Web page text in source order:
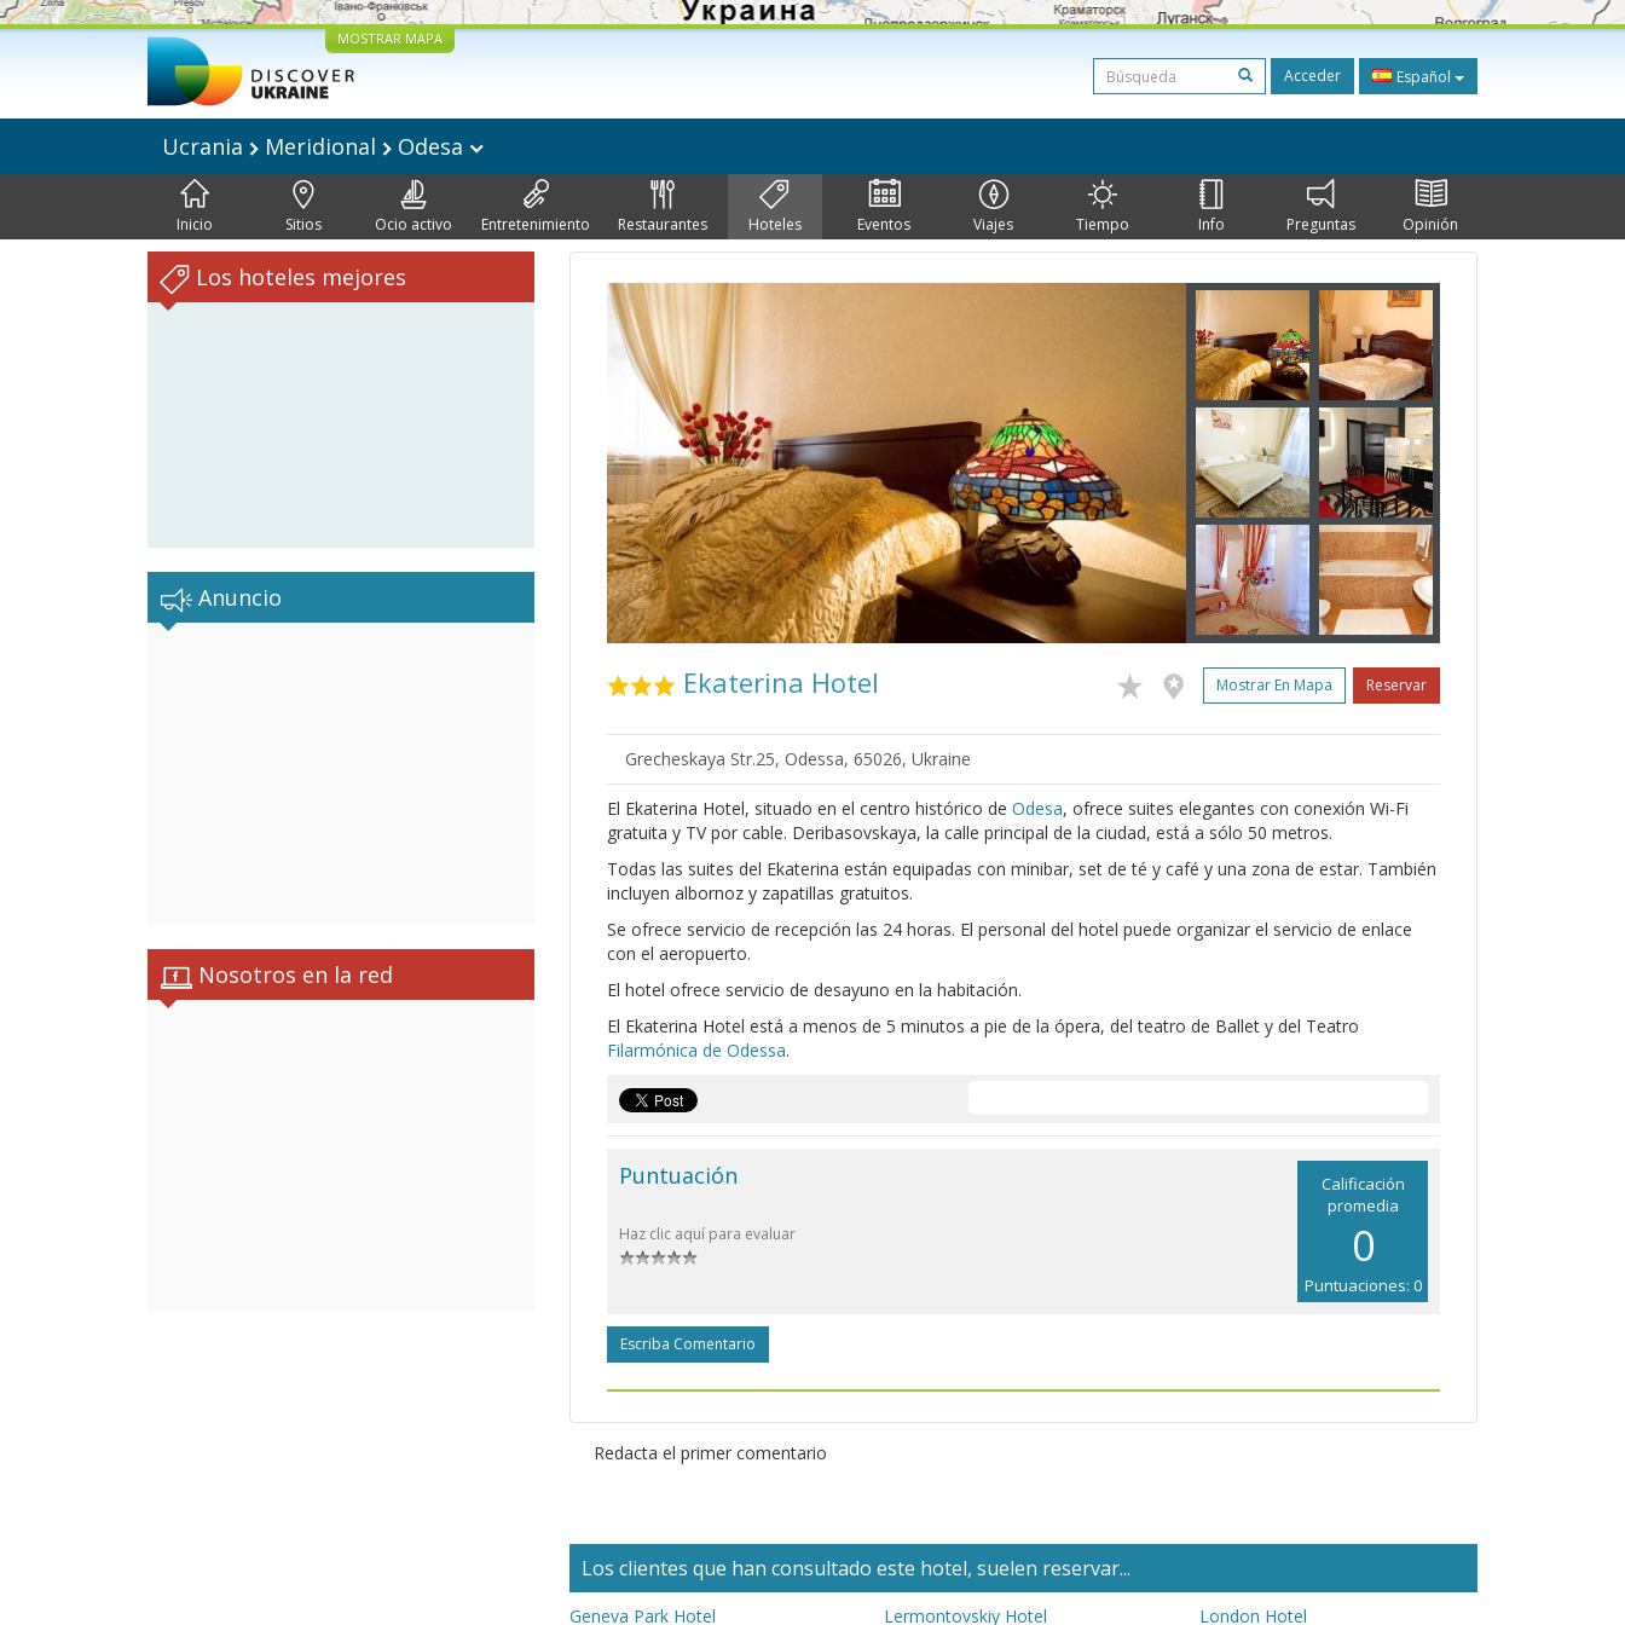
MOSTRAR MAPA
Acceder Español
Ucrania Meridional Odesa
Inicio Sitios Ocio activo Entretenimiento Restaurantes Hoteles Eventos Viajes Tiempo Info Preguntas Opinión
Los hoteles mejores
Anuncio
Nosotros en la red
Ekaterina Hotel Mostrar En Mapa Reservar
Grecheskaya Str.25, Odessa, 65026, Ukraine
El Ekaterina Hotel, situado en el centro histórico de Odesa, ofrece suites elegantes con conexión Wi-Fi
gratuita y TV por cable. Deribasovskaya, la calle principal de la ciudad, está a sólo 50 metros.
Todas las suites del Ekaterina están equipadas con minibar, set de té y café y una zona de estar. También
incluyen albornoz y zapatillas gratuitos.
Se ofrece servicio de recepción las 24 horas. El personal del hotel puede organizar el servicio de enlace
con el aeropuerto.
El hotel ofrece servicio de desayuno en la habitación.
El Ekaterina Hotel está a menos de 5 minutos a pie de la ópera, del teatro de Ballet y del Teatro
Filarmónica de Odessa.
Calificación
promedia
0
Puntuaciones: 0
Puntuación
Haz clic aquí para evaluar
Escriba Comentario
Redacta el primer comentario
Los clientes que han consultado este hotel, suelen reservar...
Geneva Park Hotel Lermontovskiy Hotel London Hotel